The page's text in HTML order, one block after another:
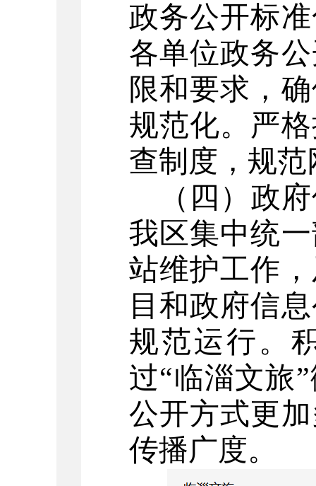
政务公开标
各单位政务
限和要求，
规范化。严
查制度，规
（四）政
我区集中统
站维护工作
目和政府信
规范运行。
过“临淄文旅
公开方式更
传播广度。